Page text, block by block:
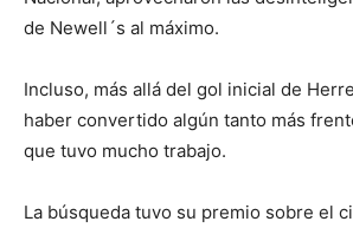
de Newell´s al máximo.
Incluso, más allá del gol inicial de
haber convertido algún tanto más
que tuvo mucho trabajo.
La búsqueda tuvo su premio sobre el